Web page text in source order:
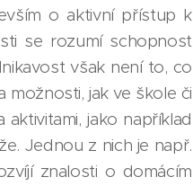
o aktivní přístup k
se rozumí schopnost
však není to, co
jak ve škole či
jako například
Jednou z nich je např.
znalosti o domácím